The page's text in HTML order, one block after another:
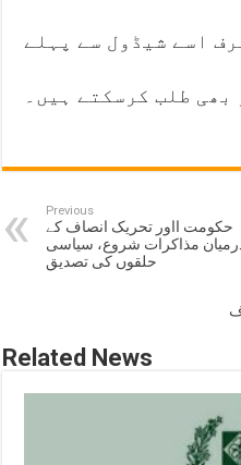
اسے شیڈول سے پہلے
بھی طلب کرسکتے ہیں۔
Previous
حکومت ااور تحریک انصاف کے
مذاکرات شروع، سیاسی
حلقوں کی تصدیق
Related News